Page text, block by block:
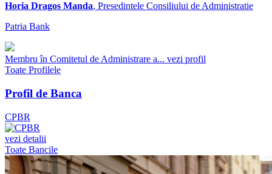
Horia Dragos Manda, Presedintele Consiliului de Administratie
Patria Bank
Membru în Comitetul de Administrare a... vezi profil
Toate Profilele
Profil de Banca
CPBR
vezi detalii
Toate Bancile